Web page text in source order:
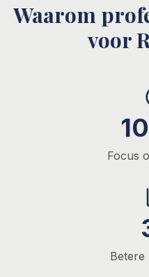
Waarom
voor
Focus
Betere